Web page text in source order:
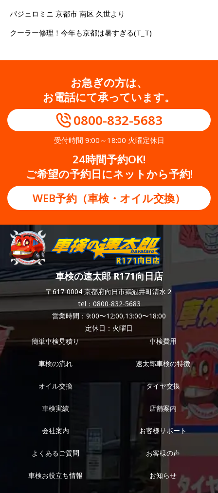
パジェロミニ 京都市 南区 久世より
クーラー修理！今年も京都は暑すぎる(T_T)
お急ぎの方は、
お電話にて承っています。
0800-832-5683
受付時間 9:00～18:00 火曜定休日
24時間予約OK!
ご希望の予約日にネットから予約!
WEB予約（車検・オイル交換）
車検の速太郎 R171向日店
〒617-0004 京都府向日市鶏冠井町清水２
tel：0800-832-5683
営業時間：9:00〜12:00,13:00〜18:00
定休日：火曜日
簡単車検見積り
車検費用
車検の流れ 速太郎車検の特徴
オイル交換 タイヤ交換
車検実績 店舗案内
会社案内 お客様サポート
よくあるご質問 お客様の声
車検お役立ち情報 お知らせ